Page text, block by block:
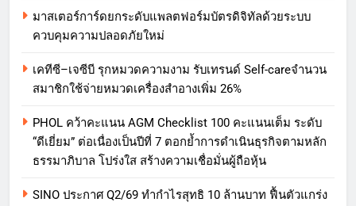
มาสเตอร์การ์ดยกระดับแพลตฟอร์มบัตรดิจิทัลด้วยระบบ
ควบคุมความปลอดภัยใหม่
เคทีซี–เจซีบี รุกหมวดความงาม รับเทรนด์ Self-careจำนวน
สมาชิกใช้จ่ายหมวดเครื่องสำอางเพิ่ม 26%
PHOL คว้าคะแนน AGM Checklist 100 คะแนนเต็ม ระดับ
“ดีเยี่ยม” ต่อเนื่องเป็นปีที่ 7 ตอกย้ำการดำเนินธุรกิจตามหลัก
ธรรมาภิบาล โปร่งใส สร้างความเชื่อมั่นผู้ถือหุ้น
SINO ประกาศ Q2/69 ทำกำไรสุทธิ 10 ล้านบาท ฟื้นตัวแกร่ง